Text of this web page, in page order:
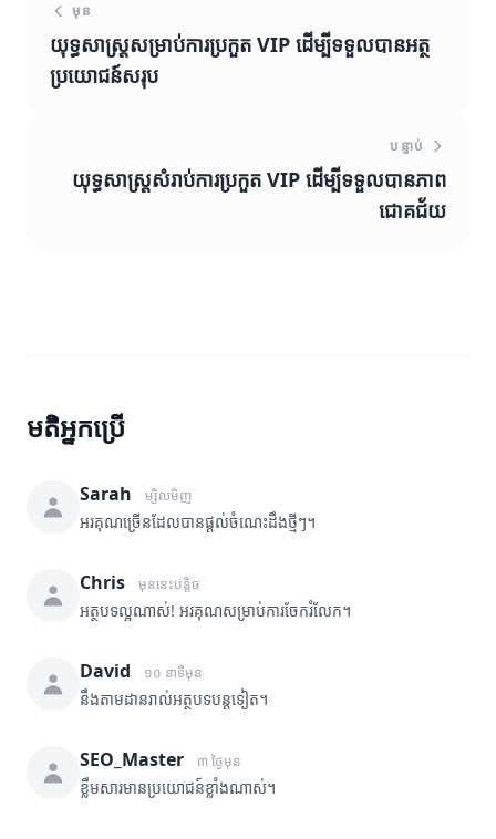
មុន
យុទ្ធសាស្ត្រសម្រាប់ការប្រកួត VIP ដើម្បីទទួលបានអត្ថ
ប្រយោជន៍សរុប
បន្ទាប់
យុទ្ធសាស្ត្រសំរាប់ការប្រកួត VIP ដើម្បីទទួលបានភាព
ជោគជ័យ
មតិអ្នកប្រើ
Sarah ម្សិលមិញ
អរគុណច្រើនដែលបានផ្តល់ចំណេះដឹងថ្មីៗ។
Chris មុននេះបន្តិច
អត្ថបទល្អណាស់! អរគុណសម្រាប់ការចែករំលែក។
David ១០ នាទីមុន
នឹងតាមដានរាល់អត្ថបទបន្តទៀត។
SEO_Master ៣ ថ្ងៃមុន
ខ្លឹមសារមានប្រយោជន៍ខ្លាំងណាស់។